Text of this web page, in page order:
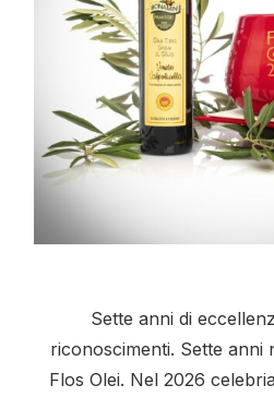
Sette anni di
riconoscimenti. Sette anni
Flos Olei. Nel 2026